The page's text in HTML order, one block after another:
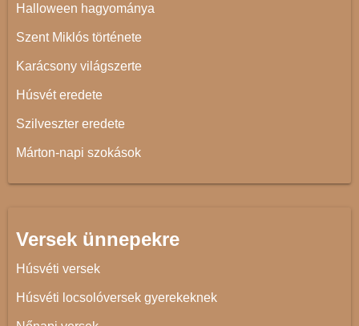
Halloween hagyománya
Szent Miklós története
Karácsony világszerte
Húsvét eredete
Szilveszter eredete
Márton-napi szokások
Versek ünnepekre
Húsvéti versek
Húsvéti locsolóversek gyerekeknek